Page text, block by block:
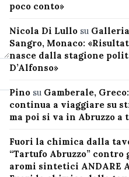
poco conto»
Nicola Di Lullosu
Sangro, Monaco:
nasce dalla stagione
D’Alfonso»
Pinosu Gamberale,
continua a viaggiare su
ma poi si va in Abruzzo
Fuori la chimica dalla
“Tartufo Abruzzo”
aromi sintetici ANDARE